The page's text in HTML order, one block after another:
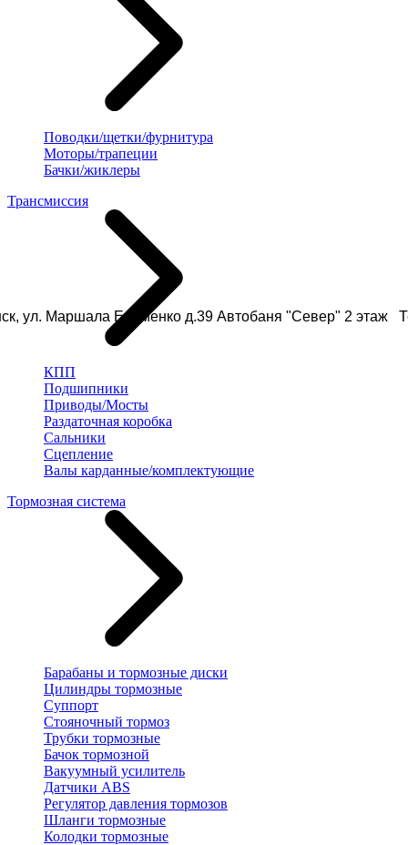
ул. Маршала Еременко д.39 Автобаня "Север" 2 этаж
Поводки/щетки/фурнитура
Моторы/трапеции
Бачки/жиклеры
Трансмиссия
КПП
Подшипники
Приводы/Мосты
Раздаточная коробка
Сальники
Сцепление
Валы карданные/комплектующие
Тормозная система
Барабаны и тормозные диски
Цилиндры тормозные
Суппорт
Стояночный тормоз
Трубки тормозные
Бачок тормозной
Вакуумный усилитель
Датчики ABS
Регулятор давления тормозов
Шланги тормозные
Колодки тормозные